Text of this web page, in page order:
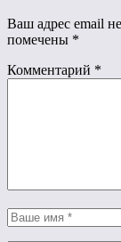
Ваш адрес email
помечены *
Комментарий *